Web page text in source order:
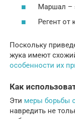
Маршал –
Регент от
Поскольку
жука имеют
особенности их
Как
Эти меры борьбы
навредить не